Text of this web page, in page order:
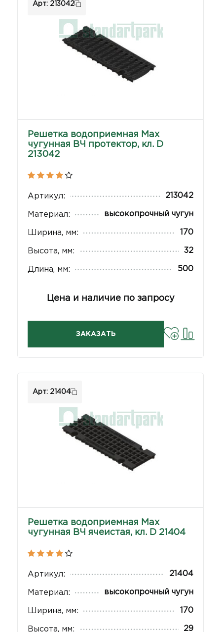
Арт: 213042
Решетка водоприемная Max
чугунная ВЧ протектор, кл. D
213042
Артикул: 213042
Материал: высокопрочный чугун
Ширина, мм: 170
Высота, мм: 32
Длина, мм: 500
Цена и наличие по запросу
ЗАКАЗАТЬ
Арт: 21404
Решетка водоприемная Max
чугунная ВЧ ячеистая, кл. D 21404
Артикул: 21404
Материал: высокопрочный чугун
Ширина, мм: 170
Высота, мм: 29